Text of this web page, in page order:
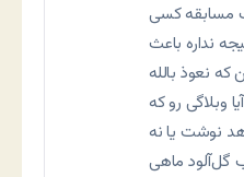
مسابقه کسی
نداره باعث
نعوذ بالله
وبلاگی رو که
گل‌آلود ماهی